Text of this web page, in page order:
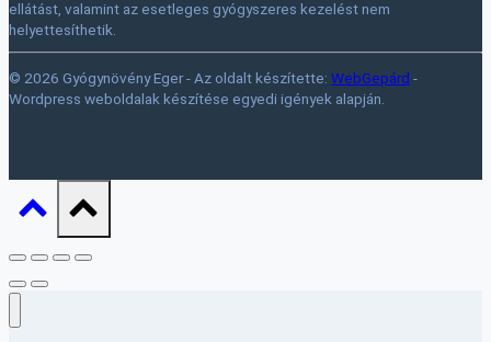
ellátást, valamint az esetleges gyógyszeres kezelést nem
helyettesíthetik.
© 2026 Gyógynövény Eger - Az oldalt készítette: WebGepárd -
Wordpress weboldalak készítése egyedi igények alapján.